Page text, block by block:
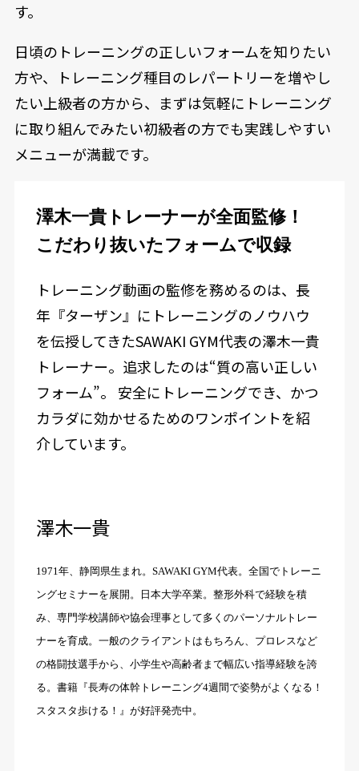
す。
日頃のトレーニングの正しいフォームを知りたい
方や、トレーニング種目のレパートリーを増やし
たい上級者の方から、まずは気軽にトレーニング
に取り組んでみたい初級者の方でも実践しやすい
メニューが満載です。
澤木一貴トレーナーが全面監修！
こだわり抜いたフォームで収録
トレーニング動画の監修を務めるのは、長
年『ターザン』にトレーニングのノウハウ
を伝授してきたSAWAKI GYM代表の澤木一貴
トレーナー。追求したのは“質の高い正しい
フォーム”。 安全にトレーニングでき、かつ
カラダに効かせるためのワンポイントを紹
介しています。
澤木一貴
1971年、静岡県生まれ。SAWAKI GYM代表。全国でトレーニ
ングセミナーを展開。日本大学卒業。整形外科で経験を積
み、専門学校講師や協会理事として多くのパーソナルトレー
ナーを育成。一般のクライアントはもちろん、プロレスなど
の格闘技選手から、小学生や高齢者まで幅広い指導経験を誇
る。書籍『長寿の体幹トレーニング4週間で姿勢がよくなる！
スタスタ歩ける！』が好評発売中。